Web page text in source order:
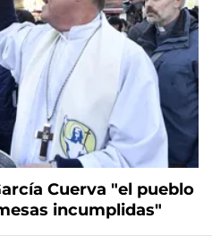
Cuerva "el pueblo
incumplidas"